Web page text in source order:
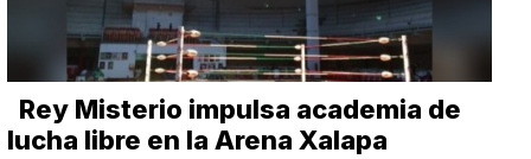
Rey Misterio impulsa academia de
lucha libre en la Arena Xalapa